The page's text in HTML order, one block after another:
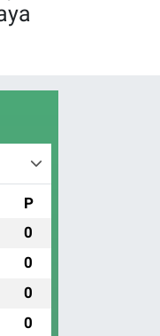
P
0
0
0
0